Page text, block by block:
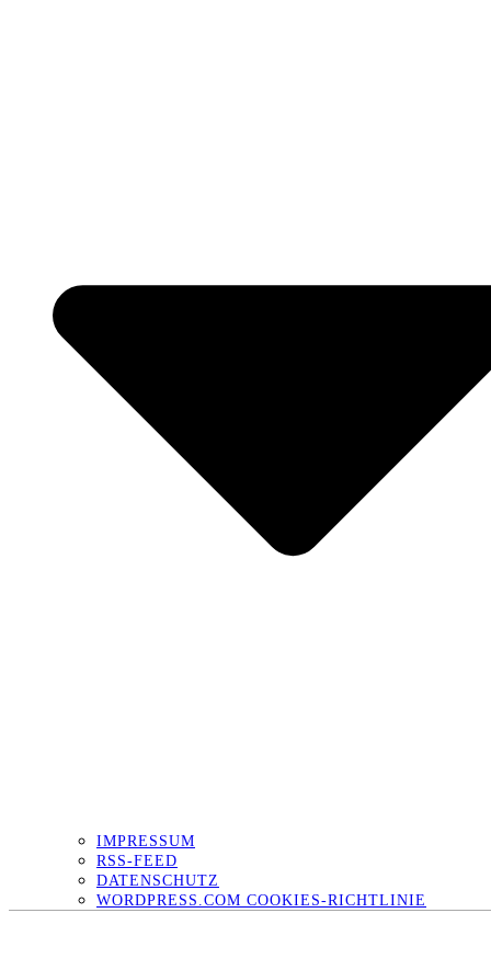
IMPRESSUM
RSS-FEED
DATENSCHUTZ
WORDPRESS.COM COOKIES-RICHTLINIE